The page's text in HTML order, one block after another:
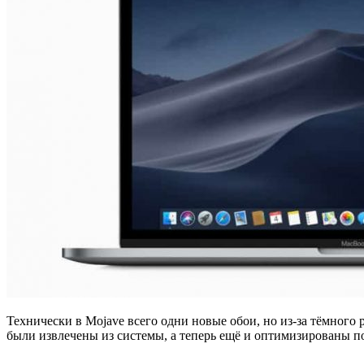
Технически в Mojave всего одни новые обои, но из-за
были извлечены из системы, а теперь ещё и оптимизированы